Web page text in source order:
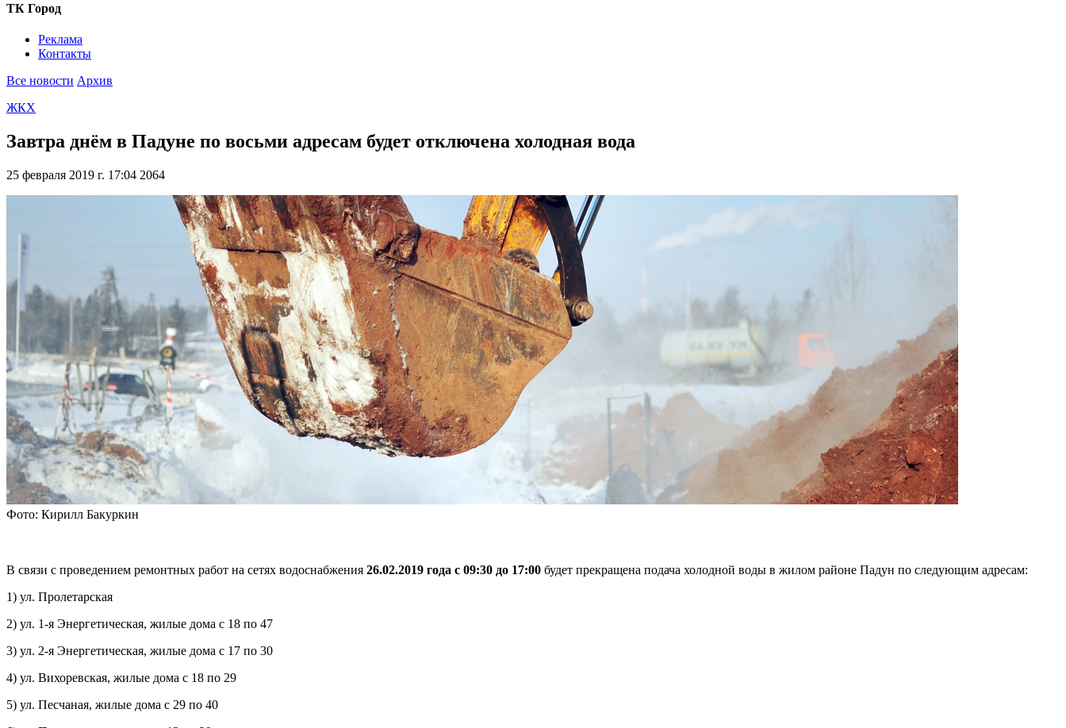
ТК Город
Реклама
Контакты
Все новости Архив
ЖКХ
Завтра днём в Падуне по восьми адресам будет отключена холодная вода
25 февраля 2019 г. 17:04 2064
Фото: Кирилл Бакуркин
В связи с проведением ремонтных работ на сетях водоснабжения 26.02.2019 года с 09:30 до 17:00 будет прекращена подача холодной воды в жилом районе Падун по следующим адресам:
1) ул. Пролетарская
2) ул. 1-я Энергетическая, жилые дома с 18 по 47
3) ул. 2-я Энергетическая, жилые дома с 17 по 30
4) ул. Вихоревская, жилые дома с 18 по 29
5) ул. Песчаная, жилые дома с 29 по 40